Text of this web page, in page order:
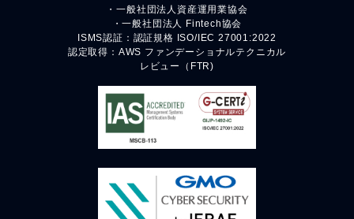
・一般社団法人資産運用業協会
・一般社団法人 Fintech協会
ISMS認証：認証規格 ISO/IEC 27001:2022
認定取得：AWS ファンデーショナルテクニカル
レビュー（FTR)